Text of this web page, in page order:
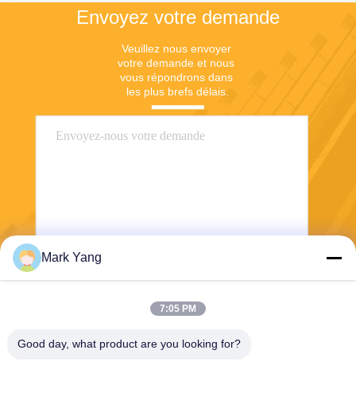
Envoyez votre demande
Veuillez nous envoyer
votre demande et nous
vous répondrons dans
les plus brefs délais.
Envoyer
Mark Yang
7:05 PM
Good day, what product are you looking for?